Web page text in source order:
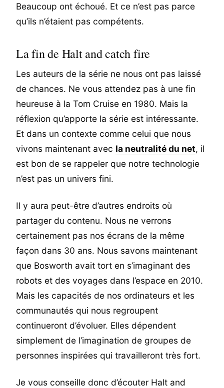
Beaucoup ont échoué. Et ce n’est pas parce
qu’ils n’étaient pas compétents.
La fin de Halt and catch fire
Les auteurs de la série ne nous ont pas laissé
de chances. Ne vous attendez pas à une fin
heureuse à la Tom Cruise en 1980. Mais la
réflexion qu’apporte la série est intéressante.
Et dans un contexte comme celui que nous
vivons maintenant avec la neutralité du net, il
est bon de se rappeler que notre technologie
n’est pas un univers fini.
Il y aura peut-être d’autres endroits où
partager du contenu. Nous ne verrons
certainement pas nos écrans de la même
façon dans 30 ans. Nous savons maintenant
que Bosworth avait tort en s’imaginant des
robots et des voyages dans l’espace en 2010.
Mais les capacités de nos ordinateurs et les
communautés qui nous regroupent
continueront d’évoluer. Elles dépendent
simplement de l’imagination de groupes de
personnes inspirées qui travailleront très fort.
Je vous conseille donc d’écouter Halt and